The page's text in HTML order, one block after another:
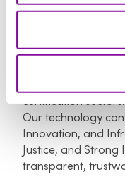
TRUE aims to
certification sectors.​
Our technology
Innovation, and
Justice, and
transparent,